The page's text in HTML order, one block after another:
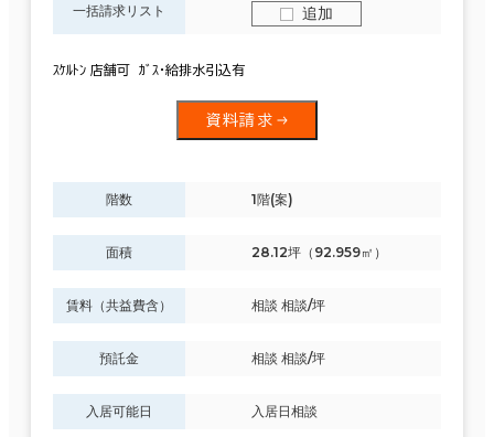
一括請求リスト 追加
ｽｹﾙﾄﾝ 店舗可 ｶﾞｽ・給排水引込有
資料請求
階数 1階(案)
面積 28.12坪（92.959㎡）
賃料（共益費含） 相談 相談/坪
預託金 相談 相談/坪
入居可能日 入居日相談